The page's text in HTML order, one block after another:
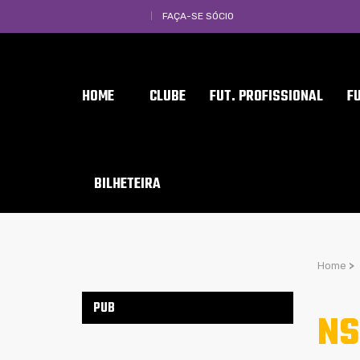
FAÇA-SE SÓCIO
HOME CLUBE FUT. PROFISSIONAL
BILHETEIRA
Home >
PUB